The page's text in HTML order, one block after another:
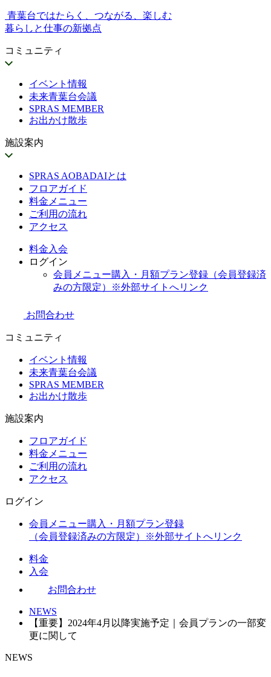
青葉台ではたらく、つながる、楽しむ
暮らしと仕事の新拠点
コミュニティ
イベント情報
未来青葉台会議
SPRAS MEMBER
お出かけ散歩
施設案内
SPRAS AOBADAIとは
フロアガイド
料金メニュー
ご利用の流れ
アクセス
料金 入会
ログイン
会員メニュー購入・月額プラン登録（会員登録済
みの方限定）
※外部サイトへリンク
お問合わせ
コミュニティ
イベント情報
未来青葉台会議
SPRAS MEMBER
お出かけ散歩
施設案内
フロアガイド
料金メニュー
ご利用の流れ
アクセス
ログイン
会員メニュー購入・月額プラン登録
（会員登録済みの方限定）
※外部サイトへリンク
料金
入会
お問合わせ
NEWS
【重要】2024年4月以降実施予定｜会員プランの一部変
更に関して
NEWS